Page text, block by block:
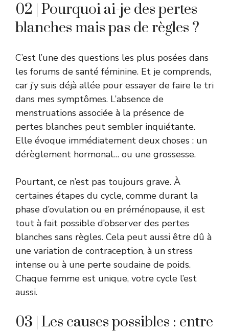
02 | Pourquoi ai-je des pertes
blanches mais pas de règles ?
C’est l’une des questions les plus posées dans
les forums de santé féminine. Et je comprends,
car j’y suis déjà allée pour essayer de faire le tri
dans mes symptômes. L’absence de
menstruations associée à la présence de
pertes blanches peut sembler inquiétante.
Elle évoque immédiatement deux choses : un
dérèglement hormonal… ou une grossesse.
Pourtant, ce n’est pas toujours grave. À
certaines étapes du cycle, comme durant la
phase d’ovulation ou en préménopause, il est
tout à fait possible d’observer des pertes
blanches sans règles. Cela peut aussi être dû à
une variation de contraception, à un stress
intense ou à une perte soudaine de poids.
Chaque femme est unique, votre cycle l’est
aussi.
03 | Les causes possibles : entre